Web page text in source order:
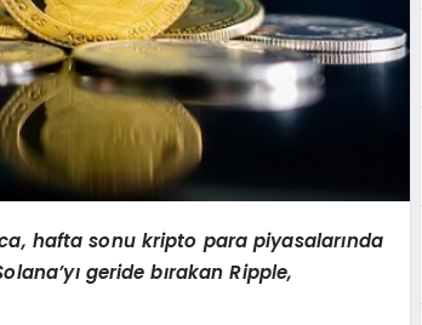
hafta sonu kripto para piyasalarında
geride bırakan Ripple,